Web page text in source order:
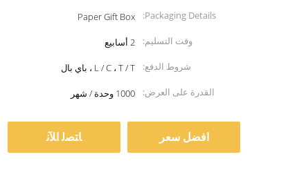
Packaging Details:
Paper Gift Box
وقت التسليم:
2 أسابيع
شروط الدفع:
L / C ، T / T ، باي بال
القدرة على العرض:
1000 وحدة / شهر
افضل سعر ﺎﺘﺼﻟ ﺍﻶﻧ